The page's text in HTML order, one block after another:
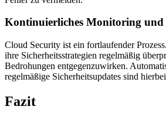
Kontinuierliches Monitoring
Cloud Security ist ein fortlaufender
ihre Sicherheitsstrategien regelmäßig
Bedrohungen entgegenzuwirken.
regelmäßige Sicherheitsupdates sind
Fazit